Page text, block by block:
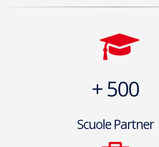
+ 500
Scuole Partner